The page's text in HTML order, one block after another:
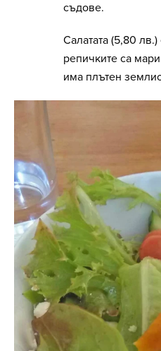
съдове.
Салатата (5,80
репичките са
има плътен